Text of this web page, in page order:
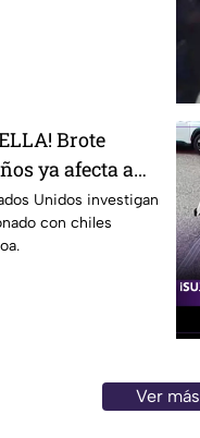
Brote
ya afecta a
Unidos investigan
con chiles
Ver más